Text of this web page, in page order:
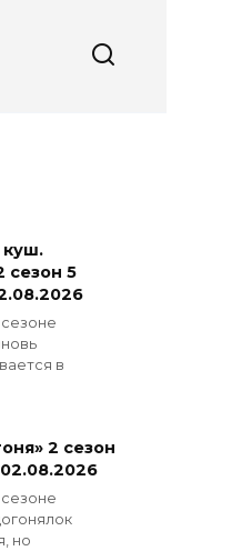
сезон 5
в
2 сезон
но